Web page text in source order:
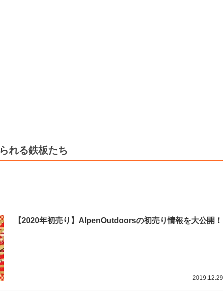
れる鉄板たち
【2020年初売り】AlpenOutdoorsの初売り情報を大公開！
2019.12.29